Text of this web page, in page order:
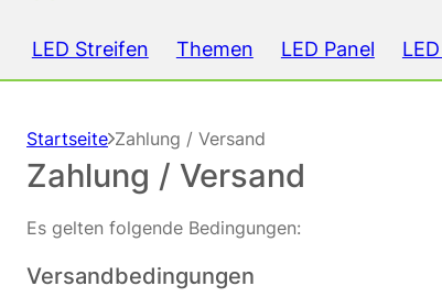
LED Streifen Themen LED Panel
Startseite Zahlung / Versand
Zahlung / Versand
Es gelten folgende Bedingungen:
Versandbedingungen